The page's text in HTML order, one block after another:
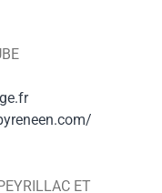
en.com/
ET